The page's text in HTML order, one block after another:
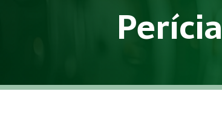
Perícias é um conjunto de medidas técnicas e